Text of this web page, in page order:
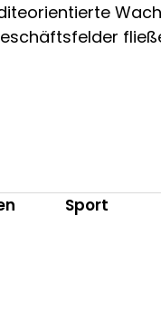
Sport